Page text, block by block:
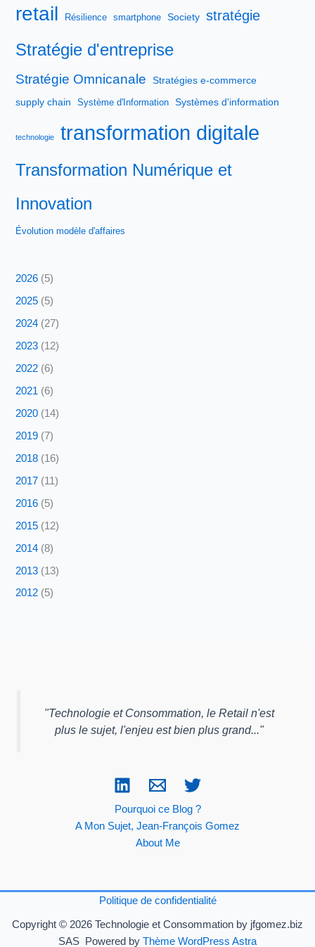
retail Résilience smartphone Society stratégie
Stratégie d'entreprise
Stratégie Omnicanale
Stratégies e-commerce
supply chain
Système d'Information Systèmes d'information
technologie transformation digitale
Transformation Numérique et
Innovation
Évolution modèle d'affaires
2026 (5)
2025 (5)
2024 (27)
2023 (12)
2022 (6)
2021 (6)
2020 (14)
2019 (7)
2018 (16)
2017 (11)
2016 (5)
2015 (12)
2014 (8)
2013 (13)
2012 (5)
"Technologie et Consommation, le Retail n'est
plus le sujet, l'enjeu est bien plus grand..."
Pourquoi ce Blog ?
A Mon Sujet, Jean-François Gomez
About Me
Politique de confidentialité
Copyright © 2026 Technologie et Consommation by jfgomez.biz
SAS Powered by Thème WordPress Astra